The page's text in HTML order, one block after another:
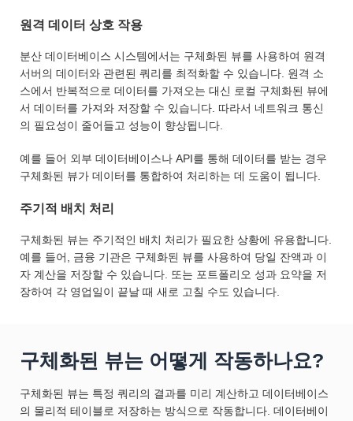
원격 데이터 상호 작용
분산 데이터베이스 시스템에서는 구체화된 뷰를 사용하여 원격
서버의 데이터와 관련된 쿼리를 최적화할 수 있습니다. 원격 소
스에서 반복적으로 데이터를 가져오는 대신 로컬 구체화된 뷰에
서 데이터를 가져와 저장할 수 있습니다. 따라서 네트워크 통신
의 필요성이 줄어들고 성능이 향상됩니다.
예를 들어 외부 데이터베이스나 API를 통해 데이터를 받는 경우
구체화된 뷰가 데이터를 통합하여 처리하는 데 도움이 됩니다.
주기적 배치 처리
구체화된 뷰는 주기적인 배치 처리가 필요한 상황에 유용합니다.
예를 들어, 금융 기관은 구체화된 뷰를 사용하여 당일 잔액과 이
자 계산을 저장할 수 있습니다. 또는 포트폴리오 성과 요약을 저
장하여 각 영업일이 끝날 때 새로 고칠 수도 있습니다.
구체화된 뷰는 어떻게 작동하나요?
구체화된 뷰는 특정 쿼리의 결과를 미리 계산하고 데이터베이스
의 물리적 테이블로 저장하는 방식으로 작동합니다. 데이터베이